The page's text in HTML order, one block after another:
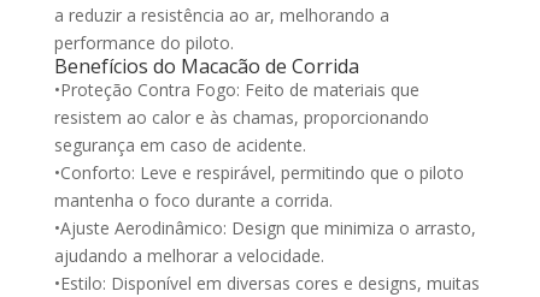
a reduzir a resistência ao ar, melhorando a
performance do piloto.
Benefícios do Macacão de Corrida
•Proteção Contra Fogo: Feito de materiais que
resistem ao calor e às chamas, proporcionando
segurança em caso de acidente.
•Conforto: Leve e respirável, permitindo que o piloto
mantenha o foco durante a corrida.
•Ajuste Aerodinâmico: Design que minimiza o arrasto,
ajudando a melhorar a velocidade.
•Estilo: Disponível em diversas cores e designs, muitas